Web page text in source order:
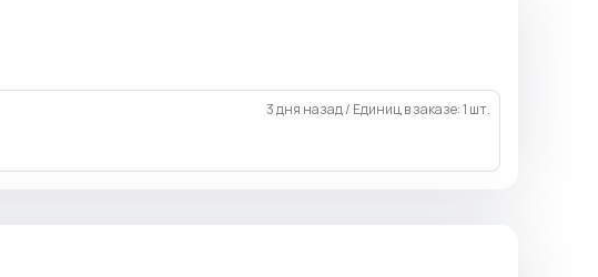
3 дня назад/ Единиц в заказе: 1 шт.